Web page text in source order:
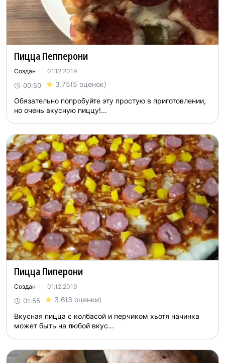
Пицца Пепперони
Создан 01.12.2019
00:50 3.75(5 оценок)
Обязaтельно попробуйте эту простую в приготовлении,
но очень вкусную пиццу!...
Пицца Пиперони
Создан 01.12.2019
01:55 3.6(3 оценки)
Вкусная пицца с колбасой и перчиком хьотя начинка
может быть на любой вкус...